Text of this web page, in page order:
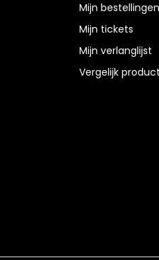
Mijn bestellingen
Mijn tickets
Mijn verlanglijst
Vergelijk